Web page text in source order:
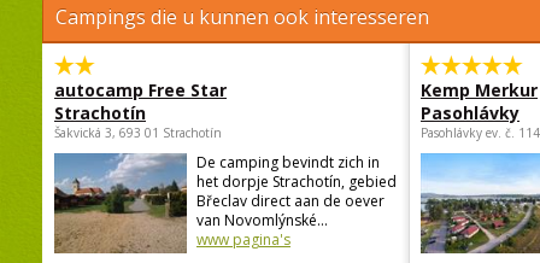
Campings die u kunnen ook interesseren
autocamp Free Star
Strachotín
Šakvická 3, 693 01 Strachotín
De camping bevindt zich in
het dorpje Strachotín, gebied
Břeclav direct aan de oever
van Novomlýnské...
www pagina's
Kemp Merkur
Pasohlávky
Pasohlávky ev. č.